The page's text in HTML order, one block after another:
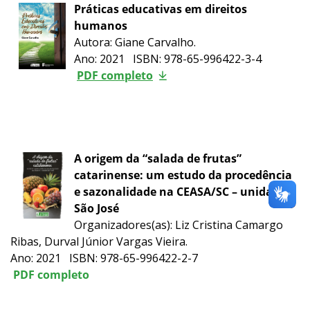
Práticas educativas em direitos
humanos
Autora: Giane Carvalho.
Ano: 2021 ISBN: 978-65-996422-3-4
PDF completo
A origem da “salada de frutas”
catarinense: um estudo da procedência
e sazonalidade na CEASA/SC – unidade
São José
Organizadores(as): Liz Cristina Camargo
Ribas, Durval Júnior Vargas Vieira.
Ano: 2021 ISBN: 978-65-996422-2-7
PDF completo